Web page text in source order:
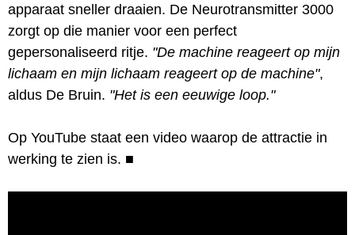
apparaat sneller draaien. De Neurotransmitter 3000
zorgt op die manier voor een perfect
gepersonaliseerd ritje. "De machine reageert op mijn
lichaam en mijn lichaam reageert op de machine",
aldus De Bruin. "Het is een eeuwige loop."
Op YouTube staat een video waarop de attractie in
werking te zien is. ■